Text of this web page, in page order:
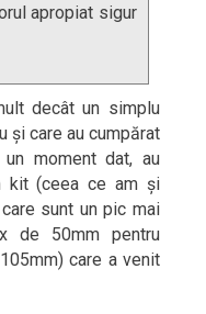
apropiat sigur
decât un simplu
și care au cumpărat
moment dat, au
kit (ceea ce am și
sunt un pic mai
de 50mm pentru
care a venit